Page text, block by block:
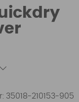
35018-210153-905